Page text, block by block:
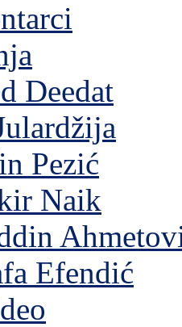
Deedat
Pezić
Naik
Efendić